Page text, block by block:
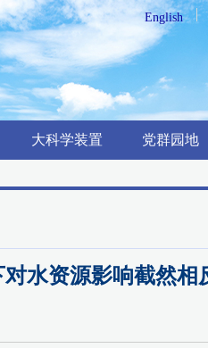
English
大科学装置 党群园地
水资源影响截然相